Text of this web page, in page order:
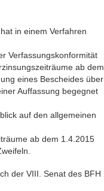
in einem Verfahren
Verfassungskonformität
ab dem
eines Bescheides über
Auffassung begegnet
auf den allgemeinen
ab dem 1.4.2015
der VIII. Senat des BFH